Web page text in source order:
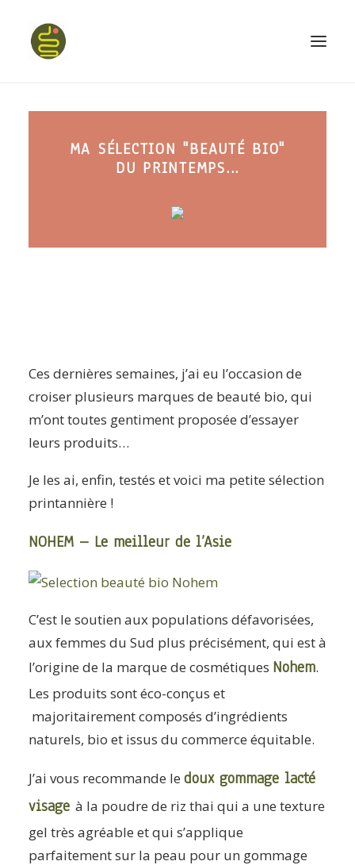
PROGRAMME HAPPY BELLY
ARTICLES
YOGA
faire le quiz
Panier
MA SÉLECTION "BEAUTÉ BIO"
DU PRINTEMPS...
Ces dernières semaines, j’ai eu l’occasion de
croiser plusieurs marques de beauté bio, qui
m’ont toutes gentiment proposée d’essayer
leurs produits…
Je les ai, enfin, testés et voici ma petite sélection
printannière !
NOHEM – Le meilleur de l’Asie
C’est le soutien aux populations défavorisées,
aux femmes du Sud plus précisément, qui est à
l’origine de la marque de cosmétiques Nohem.
Les produits sont éco-conçus et
majoritairement composés d’ingrédients
naturels, bio et issus du commerce équitable.
J’ai vous recommande le doux gommage lacté
visage à la poudre de riz thai qui a une texture
gel très agréable et qui s’applique
parfaitement sur la peau pour un gommage